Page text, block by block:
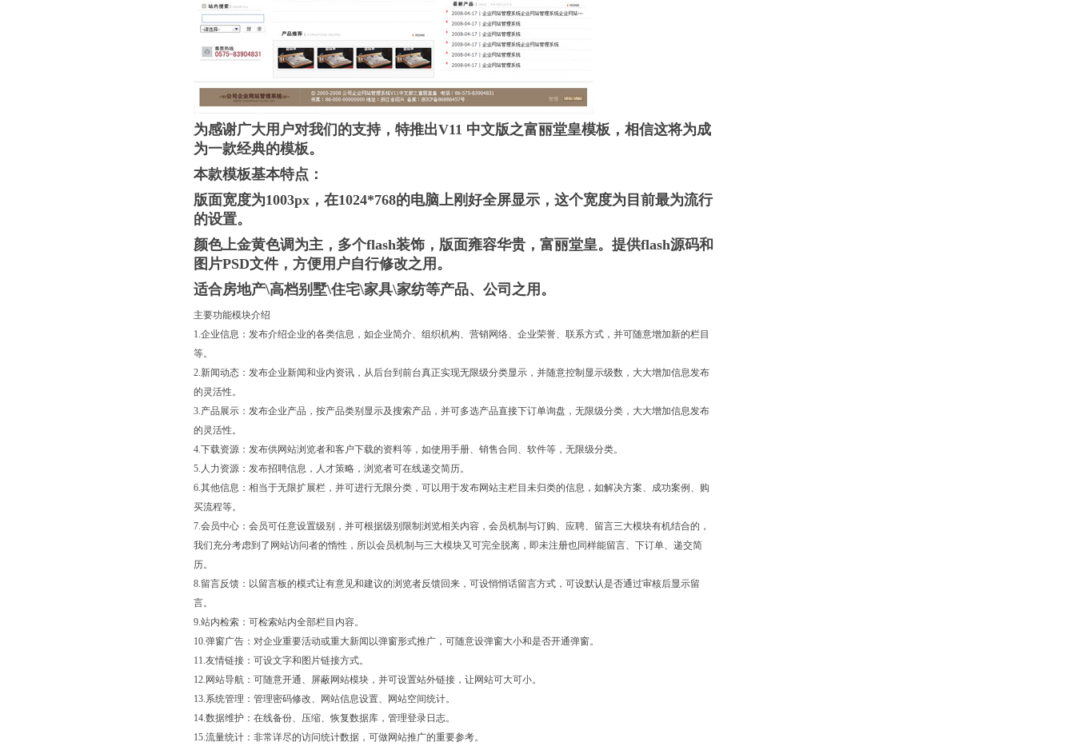
为感谢广大用户对我们的支持，特推出V11 中文版之富丽堂皇模板，相信这将为成
为一款经典的模板。
本款模板基本特点：
版面宽度为1003px，在1024*768的电脑上刚好全屏显示，这个宽度为目前最为流行
的设置。
颜色上金黄色调为主，多个flash装饰，版面雍容华贵，富丽堂皇。提供flash源码和
图片PSD文件，方便用户自行修改之用。
适合房地产\高档别墅\住宅\家具\家纺等产品、公司之用。
主要功能模块介绍
1.企业信息：发布介绍企业的各类信息，如企业简介、组织机构、营销网络、企业荣誉、联系方式，并可随意增加新的栏目
等。
2.新闻动态：发布企业新闻和业内资讯，从后台到前台真正实现无限级分类显示，并随意控制显示级数，大大增加信息发布
的灵活性。
3.产品展示：发布企业产品，按产品类别显示及搜索产品，并可多选产品直接下订单询盘，无限级分类，大大增加信息发布
的灵活性。
4.下载资源：发布供网站浏览者和客户下载的资料等，如使用手册、销售合同、软件等，无限级分类。
5.人力资源：发布招聘信息，人才策略，浏览者可在线递交简历。
6.其他信息：相当于无限扩展栏，并可进行无限分类，可以用于发布网站主栏目未归类的信息，如解决方案、成功案例、购
买流程等。
7.会员中心：会员可任意设置级别，并可根据级别限制浏览相关内容，会员机制与订购、应聘、留言三大模块有机结合的，
我们充分考虑到了网站访问者的惰性，所以会员机制与三大模块又可完全脱离，即未注册也同样能留言、下订单、递交简
历。
8.留言反馈：以留言板的模式让有意见和建议的浏览者反馈回来，可设悄悄话留言方式，可设默认是否通过审核后显示留
言。
9.站内检索：可检索站内全部栏目内容。
10.弹窗广告：对企业重要活动或重大新闻以弹窗形式推广，可随意设弹窗大小和是否开通弹窗。
11.友情链接：可设文字和图片链接方式。
12.网站导航：可随意开通、屏蔽网站模块，并可设置站外链接，让网站可大可小。
13.系统管理：管理密码修改、网站信息设置、网站空间统计。
14.数据维护：在线备份、压缩、恢复数据库，管理登录日志。
15.流量统计：非常详尽的访问统计数据，可做网站推广的重要参考。